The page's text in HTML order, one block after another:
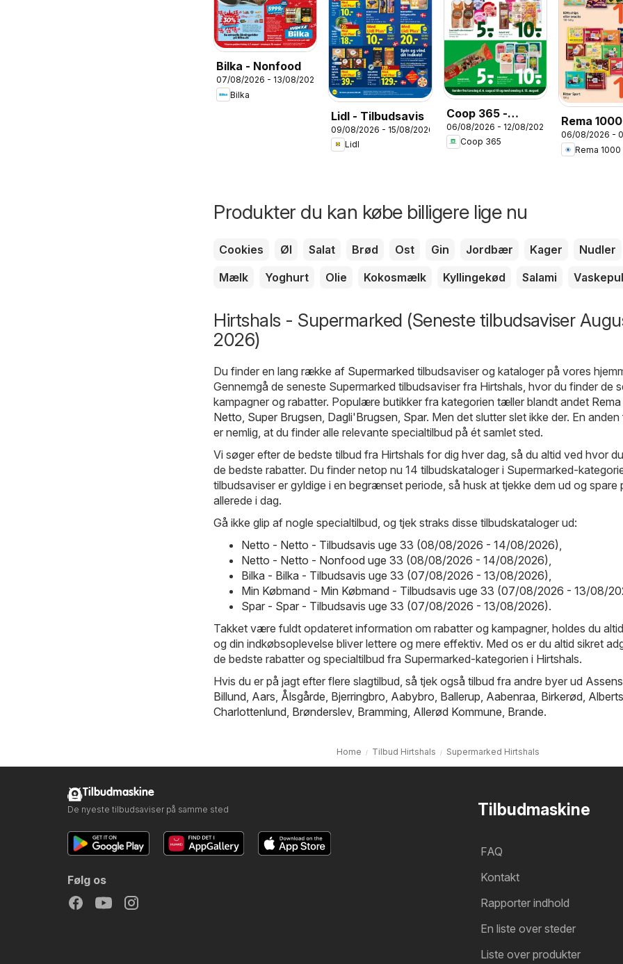
Bilka - Nonfood
07/08/2026 - 13/08/2026
Bilka
Lidl - Tilbudsavis
09/08/2026 - 15/08/2026
Lidl
Coop 365 -
Tilbudsavis uge
32
06/08/2026 - 12/08/2026
Coop 365
Rema
32 Indstik
06/08/2026 -
Rema 1000
Produkter du kan købe billigere lige nu
Cookies Øl Salat Brød Ost Gin Jordbær Kager
Nudler
Mælk
Yoghurt Olie Kokosmælk Kyllingekød Salami
Hirtshals - Supermarked (Seneste tilbudsaviser
2026)
Du finder en lang række af Supermarked tilbudsaviser og kataloger på vores
Gennemgå de seneste Supermarked tilbudsaviser fra Hirtshals, hvor du finder de
kampagner og rabatter. Populære butikker fra kategorien tæller blandt andet
Netto, Super Brugsen, Dagli'Brugsen, Spar. Men det slutter slet ikke der. En
er nemlig, at du finder alle relevante specialtilbud på ét samlet sted.
Vi søger efter de bedste tilbud fra Hirtshals for dig hver dag, så du altid ved hvor
de bedste rabatter. Du finder netop nu 14 tilbudskataloger i Supermarked-
tilbudsaviser er gyldige i en begrænset periode, så husk at tjekke dem ud og spare
allerede i dag.
Gå ikke glip af nogle specialtilbud, og tjek straks disse tilbudskataloger ud:
Netto - Netto - Tilbudsavis uge 33 (08/08/2026 - 14/08/2026),
Netto - Netto - Nonfood uge 33 (08/08/2026 - 14/08/2026),
Bilka - Bilka - Tilbudsavis uge 33 (07/08/2026 - 13/08/2026),
Min Købmand - Min Købmand - Tilbudsavis uge 33 (07/08/2026 - 13/08/
Spar - Spar - Tilbudsavis uge 33 (07/08/2026 - 13/08/2026).
Takket være fuldt opdateret information om rabatter og kampagner, holdes du
og din indkøbsoplevelse bliver lettere og mere effektiv. Med os er du altid sikret
de bedste rabatter og specialtilbud fra Supermarked-kategorien i Hirtshals.
Hvis du er på jagt efter flere slagtilbud, så tjek også tilbud fra andre byer ud Assens
Billund, Aars, Ålsgårde, Bjerringbro, Aabybro, Ballerup, Aabenraa, Birkerød,
Charlottenlund, Brønderslev, Bramming, Allerød Kommune, Brande.
Home Tilbud Hirtshals Supermarked Hirtshals
Tilbudmaskine
FAQ
Kontakt
Rapporter indhold
En liste over steder
Liste over produkter
Tilbudmaskine
De nyeste tilbudsaviser på samme sted
Følg os